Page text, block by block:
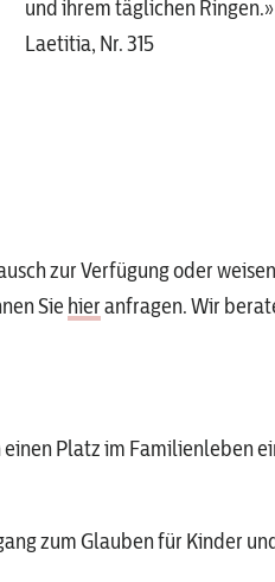
und ihrem täglichen
Laetitia, Nr. 315
zur Verfügung oder
Sie hieranfragen. Wir
Platz im Familienleben
zum Glauben für Kinder